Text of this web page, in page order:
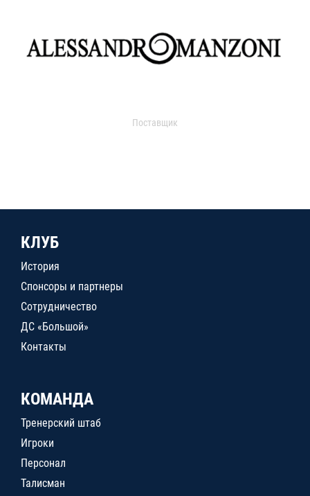
Поставщик
КЛУБ
История
Спонсоры и партнеры
Сотрудничество
ДС «Большой»
Контакты
КОМАНДА
Тренерский штаб
Игроки
Персонал
Талисман